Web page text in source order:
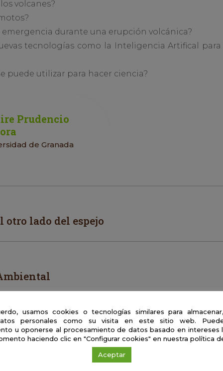
volcanes?
emergencia durante una erupción volcánica?
tecnologías como la Inteligencia Artifical
puede utilizar para hacer ciencia?
Prudencio
de Granada
otro lado del espejo
patógenas. ¡Es la guerra!
usamos cookies o tecnologías similares para
personales como su visita en este sitio web.
u oponerse al procesamiento de datos basado en intereses
haciendo clic en "Configurar cookies" en nuestra política
Aceptar